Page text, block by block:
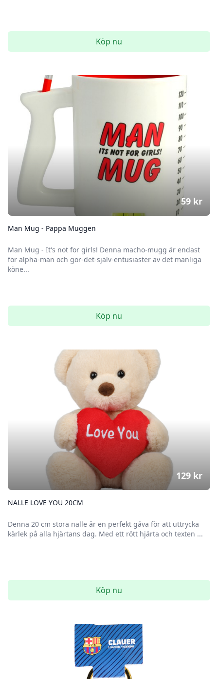
Köp nu
Man Mug - Pappa Muggen
Man Mug - It's not for girls! Denna macho-mugg är endast
för alpha-män och gör-det-själv-entusiaster av det manliga
köne...
59 kr
Köp nu
NALLE LOVE YOU 20CM
Denna 20 cm stora nalle är en perfekt gåva för att uttrycka
kärlek på alla hjärtans dag. Med ett rött hjärta och texten ...
129 kr
Köp nu